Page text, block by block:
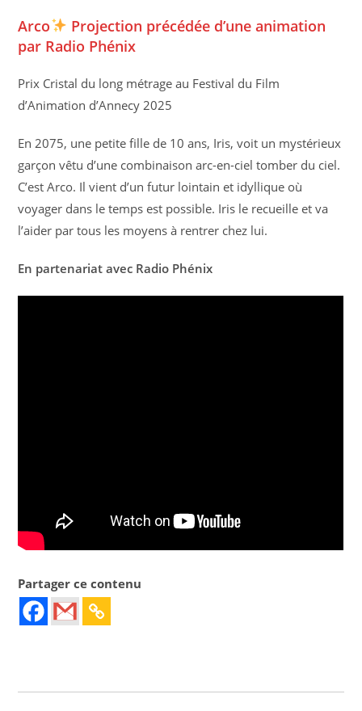
Arco
Projection précédée d’une animation
par Radio Phénix
Prix Cristal du long métrage au Festival du Film
d’Animation d’Annecy 2025
En 2075, une petite fille de 10 ans, Iris, voit un mystérieux
garçon vêtu d’une combinaison arc-en-ciel tomber du ciel.
C’est Arco. Il vient d’un futur lointain et idyllique où
voyager dans le temps est possible. Iris le recueille et va
l’aider par tous les moyens à rentrer chez lui.
En partenariat avec Radio Phénix
Partager ce contenu